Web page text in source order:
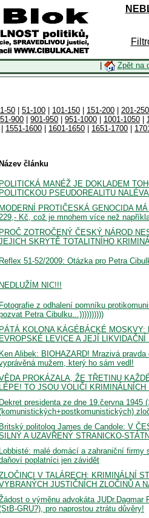
Zpět na
1-50 51-100 101-150 151-200 201-250
900
901-950 951-1000 1001-1050
1551-1600 1601-1650 1651-1700
článku
POLITICKÁ MANÉŽ JE DOKLADEM
POLITICKOU PSEUDOREALITU
MODERNÍ PROTIČESKÁ GENOCIDA
229,- Kč, což je mnohem více než
PROČ ZOTROČENÝ ČESKÝ NÁROD
SKRYTĚ TOTALITNÍHO
Reflex 51-52/2009: Otázka pro Petra
NEDLUŽÍM NIC!!!
Fotografie z odhalení pomníku
Petra Cibulku...))))))))))
PÁTÁ KOLONA KÁGÉBÁCKÉ
EVROPSKÉ LEVICE A JEJÍ
Ken Alibek: BIOHAZARD! Mrazivá
mužem, který ho sám vedl!
PROKÁZALA, ŽE TŘETINU
LÉPE! TO JSOU VOLIČI
Dekret presidenta ze dne 19.června
Britský politolog James de Candole: V
A UZAVŘENÝ STRANICKO-
Lobbisté: malé domácí a zahraniční
poplatníci jen závidět
V TALÁRECH: KRIMINÁLNÍ
JUSTIČNÍCH ZLOČINŮ A
o výměnu advokáta
GRU?), pro naprostou ztrátu důvěry!